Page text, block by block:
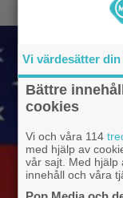
Vi värdesätter
Bättre
cookies
Vi och våra 114
med hjälp av
vår sajt. Med hjälp
innehåll och våra